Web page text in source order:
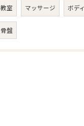
教室 マッサージ ボデ
骨盤